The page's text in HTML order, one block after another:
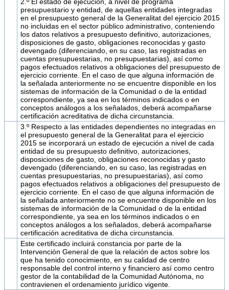
presupuestario y entidad, de aquellas entidades integradas
en el presupuesto general de la Generalitat del ejercicio 2015
no incluidas en el sector público administrativo, conteniendo
los datos relativos a presupuesto definitivo, autorizaciones,
disposiciones de gasto, obligaciones reconocidas y gasto
devengado (diferenciando, en su caso, las registradas en
cuentas presupuestarias, no presupuestarias), así como
pagos efectuados relativos a obligaciones del presupuesto de
ejercicio corriente. En el caso de que alguna información de
la señalada anteriormente no se encuentre disponible en los
sistemas de información de la Comunidad o de la entidad
correspondiente, ya sea en los términos indicados o en
conceptos análogos a los señalados, deberá acompañarse
certificación acreditativa de dicha circunstancia.
3.º Respecto a las entidades dependientes no integradas en
el presupuesto general de la Generalitat para el ejercicio
2015 se incorporará un estado de ejecución a nivel de cada
entidad de su presupuesto definitivo, autorizaciones,
disposiciones de gasto, obligaciones reconocidas y gasto
devengado (diferenciando, en su caso, las registradas en
cuentas presupuestarias, no presupuestarias), así como
pagos efectuados relativos a obligaciones del presupuesto de
ejercicio corriente. En el caso de que alguna información de
la señalada anteriormente no se encuentre disponible en los
sistemas de información de la Comunidad o de la entidad
correspondiente, ya sea en los términos indicados o en
conceptos análogos a los señalados, deberá acompañarse
certificación acreditativa de dicha circunstancia.
Este certificado incluirá constancia por parte de la
Intervención General de que la relación de actos sobre los
que ha tenido conocimiento, en su calidad de centro
responsable del control interno y financiero así como centro
gestor de la contabilidad de la Comunidad Autónoma, no
contravienen el ordenamiento jurídico vigente.